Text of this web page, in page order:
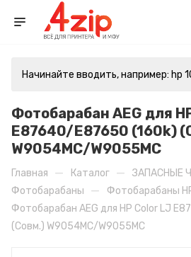
Фотобарабан AEG для
E87640/E87650 (160k)
W9054MC/W9055MC
Главная — Каталог — ЗАПАСНЫЕ
Фотобарабаны — Фотобарабаны
Фотобарабан AEG для HP Color LJ
(Совм.) W9054MC/W9055MC